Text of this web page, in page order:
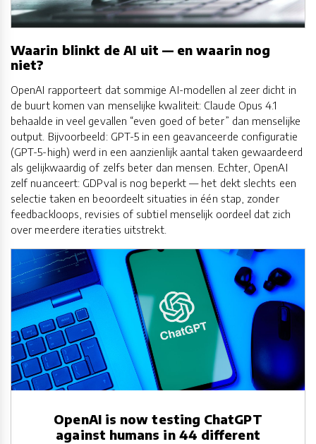
Waarin blinkt de AI uit — en waarin nog
niet?
OpenAI rapporteert dat sommige AI-modellen al zeer dicht in
de buurt komen van menselijke kwaliteit: Claude Opus 4.1
behaalde in veel gevallen “even goed of beter” dan menselijke
output. Bijvoorbeeld: GPT-5 in een geavanceerde configuratie
(GPT-5-high) werd in een aanzienlijk aantal taken gewaardeerd
als gelijkwaardig of zelfs beter dan mensen. Echter, OpenAI
zelf nuanceert: GDPval is nog beperkt — het dekt slechts een
selectie taken en beoordeelt situaties in één stap, zonder
feedbackloops, revisies of subtiel menselijk oordeel dat zich
over meerdere iteraties uitstrekt.
OpenAI is now testing ChatGPT
against humans in 44 different